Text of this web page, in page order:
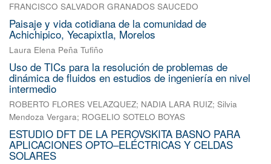
FRANCISCO SALVADOR GRANADOS SAUCEDO
Paisaje y vida cotidiana de la comunidad de
Achichipico, Yecapixtla, Morelos
Laura Elena Peña Tufiño
Uso de TICs para la resolución de problemas de
dinámica de fluidos en estudios de ingeniería en nivel
intermedio
ROBERTO FLORES VELAZQUEZ; NADIA LARA RUIZ; Silvia
Mendoza Vergara; ROGELIO SOTELO BOYAS
ESTUDIO DFT DE LA PEROVSKITA BASNO PARA
APLICACIONES OPTO–ELÉCTRICAS Y CELDAS
SOLARES